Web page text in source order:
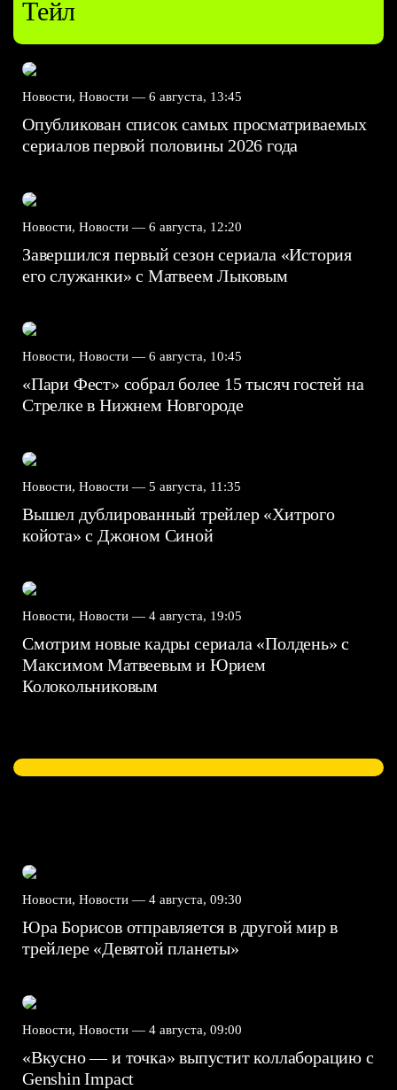
Тейл
Новости, Новости — 6 августа, 13:45
Опубликован список самых просматриваемых
сериалов первой половины 2026 года
Новости, Новости — 6 августа, 12:20
Завершился первый сезон сериала «История
его служанки» с Матвеем Лыковым
Новости, Новости — 6 августа, 10:45
«Пари Фест» собрал более 15 тысяч гостей на
Стрелке в Нижнем Новгороде
Новости, Новости — 5 августа, 11:35
Вышел дублированный трейлер «Хитрого
койота» с Джоном Синой
Новости, Новости — 4 августа, 19:05
Смотрим новые кадры сериала «Полдень» с
Максимом Матвеевым и Юрием
Колокольниковым
Новости, Новости — 4 августа, 09:30
Юра Борисов отправляется в другой мир в
трейлере «Девятой планеты»
Новости, Новости — 4 августа, 09:00
«Вкусно — и точка» выпустит коллаборацию с
Genshin Impact⁠⁠